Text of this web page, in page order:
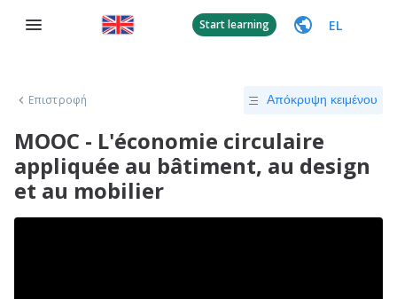
Start learning EL
Επιστροφή Απόκρυψη κειμένου
MOOC - L'économie circulaire
appliquée au bâtiment, au design
et au mobilier